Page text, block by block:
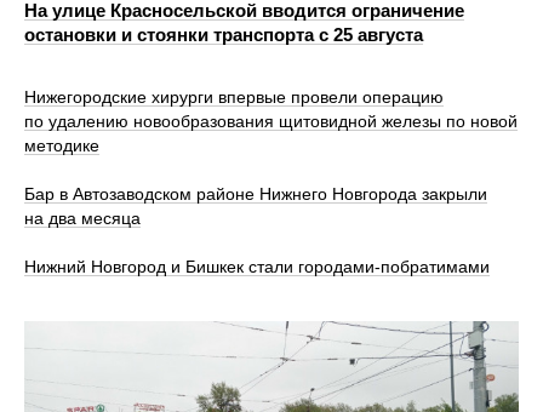
На улице Красносельской вводится ограничение
остановки и стоянки транспорта с 25 августа
Нижегородские хирурги впервые провели операцию
по удалению новообразования щитовидной железы по новой
методике
Бар в Автозаводском районе Нижнего Новгорода закрыли
на два месяца
Нижний Новгород и Бишкек стали городами-побратимами